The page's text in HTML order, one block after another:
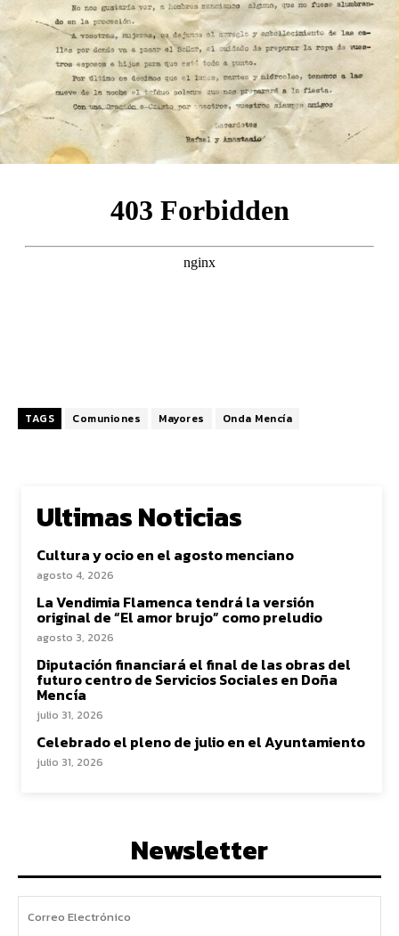
TAGS Comuniones Mayores Onda Mencía
Ultimas Noticias
Cultura y ocio en el agosto menciano
agosto 4, 2026
La Vendimia Flamenca tendrá la versión
original de “El amor brujo” como preludio
agosto 3, 2026
Diputación financiará el final de las obras del
futuro centro de Servicios Sociales en Doña
Mencía
julio 31, 2026
Celebrado el pleno de julio en el Ayuntamiento
julio 31, 2026
Newsletter